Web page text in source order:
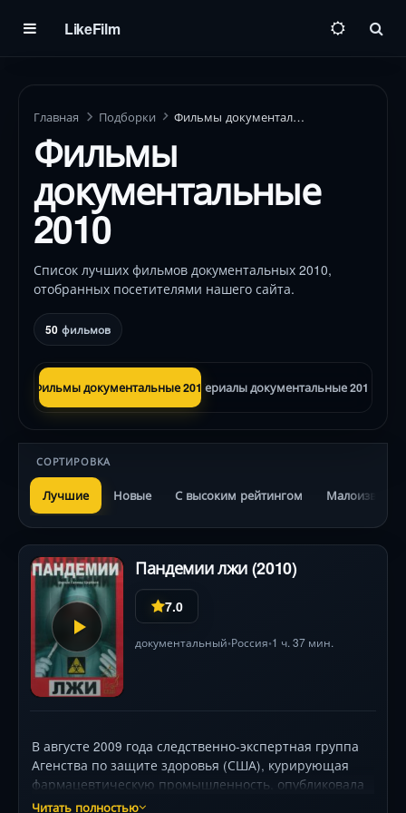
LikeFilm
Главная Подборки Фильмы документальные 2010
Фильмы
документальные
2010
Список лучших фильмов документальных 2010,
отобранных посетителями нашего сайта.
50 фильмов
Фильмы документальные 2010Сериалы документальные 2010
СОРТИРОВКА
Лучшие Новые С высоким рейтингом
Пандемии лжи (2010)
7.0
документальный•Россия•1 ч. 37 мин.
В августе 2009 года следственно-экспертная группа
Агенства по защите здоровья (США), курирующая
фармацевтическую промышленность, опубликовала
документы, раскрывающие диверсионную
Читать полностью